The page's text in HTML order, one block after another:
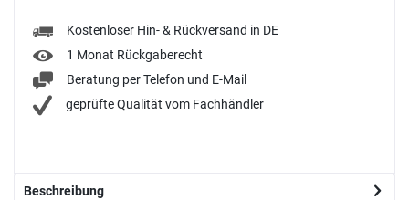
Kostenloser Hin- & Rückversand in DE
1 Monat Rückgaberecht
Beratung per Telefon und E-Mail
geprüfte Qualität vom Fachhändler
Beschreibung